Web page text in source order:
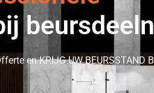
en KRIJG UW BEURSSTAND